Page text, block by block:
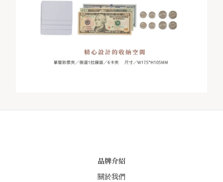
品牌介紹
關於我們